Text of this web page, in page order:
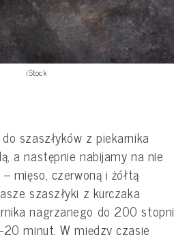
iStock
szaszłyków z piekarnika
a następnie nabijamy na nie
mięso, czerwoną i żółtą
szaszłyki z kurczaka
nagrzanego do 200 stopni
20 minut. W między czasie